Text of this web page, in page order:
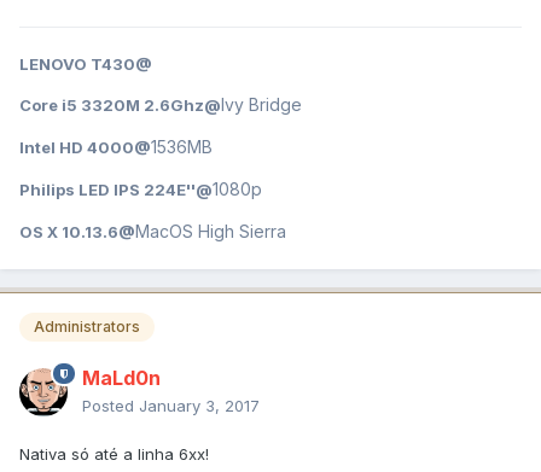
LENOVO T430@
Core i5 3320M 2.6Ghz@Ivy Bridge
Intel HD 4000@1536MB
Philips LED IPS 224E''@1080p
OS X 10.13.6@MacOS High Sierra
Administrators
MaLd0n
Posted January 3, 2017
Nativa só até a linha 6xx!